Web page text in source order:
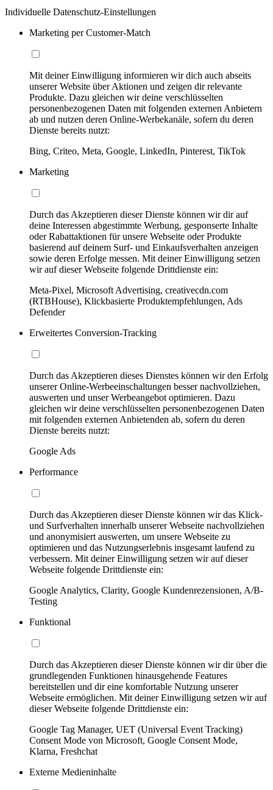
Individuelle Datenschutz-Einstellungen
Marketing per Customer-Match
Mit deiner Einwilligung informieren wir dich auch abseits
unserer Website über Aktionen und zeigen dir relevante
Produkte. Dazu gleichen wir deine verschlüsselten
personenbezogenen Daten mit folgenden externen Anbietern
ab und nutzen deren Online-Werbekanäle, sofern du deren
Dienste bereits nutzt:
Bing, Criteo, Meta, Google, LinkedIn, Pinterest, TikTok
Marketing
Durch das Akzeptieren dieser Dienste können wir dir auf
deine Interessen abgestimmte Werbung, gesponserte Inhalte
oder Rabattaktionen für unsere Webseite oder Produkte
basierend auf deinem Surf- und Einkaufsverhalten anzeigen
sowie deren Erfolge messen. Mit deiner Einwilligung setzen
wir auf dieser Webseite folgende Drittdienste ein:
Meta-Pixel, Microsoft Advertising, creativecdn.com
(RTBHouse), Klickbasierte Produktempfehlungen, Ads
Defender
Erweitertes Conversion-Tracking
Durch das Akzeptieren dieses Dienstes können wir den Erfolg
unserer Online-Werbeeinschaltungen besser nachvollziehen,
auswerten und unser Werbeangebot optimieren. Dazu
gleichen wir deine verschlüsselten personenbezogenen Daten
mit folgenden externen Anbietenden ab, sofern du deren
Dienste bereits nutzt:
Google Ads
Performance
Durch das Akzeptieren dieser Dienste können wir das Klick-
und Surfverhalten innerhalb unserer Webseite nachvollziehen
und anonymisiert auswerten, um unsere Webseite zu
optimieren und das Nutzungserlebnis insgesamt laufend zu
verbessern. Mit deiner Einwilligung setzen wir auf dieser
Webseite folgende Drittdienste ein:
Google Analytics, Clarity, Google Kundenrezensionen, A/B-
Testing
Funktional
Durch das Akzeptieren dieser Dienste können wir dir über die
grundlegenden Funktionen hinausgehende Features
bereitstellen und dir eine komfortable Nutzung unserer
Webseite ermöglichen. Mit deiner Einwilligung setzen wir auf
dieser Webseite folgende Drittdienste ein:
Google Tag Manager, UET (Universal Event Tracking)
Consent Mode von Microsoft, Google Consent Mode,
Klarna, Freshchat
Externe Medieninhalte